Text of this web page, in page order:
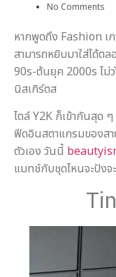
No Comments
หากพูดถึง Fashion เก
สามารถหยิบมาใส่ได้ต
90s-ต้นยุค 2000s ไม่ว่
นิสเกิร์ตส
ไตล์ Y2K ก็เข้ากันสุด
ฟีดอินสตาแกรมของสา
ตัวเอง วันนี้
แมทช์กับชุดไหนจะปังจ